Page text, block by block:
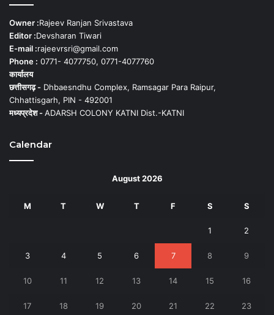
Owner :Rajeev Ranjan Srivastava
Editor :Devsharan Tiwari
E-mail :rajeevrsri@gmail.com
Phone : 0771- 4077750, 0771-4077760
कार्यालय
छत्तीसगढ़ - Dhbaesndhu Complex, Ramsagar Para Raipur,
Chhattisgarh, PIN - 492001
मध्यप्रदेश -ADARSH COLONY KATNI Dist.-KATNI
Calendar
August 2026
M T W T F S S
1 2
3 4 5 6 7 8 9
10 11 12 13 14 15 16
17 18 19 20 21 22 23